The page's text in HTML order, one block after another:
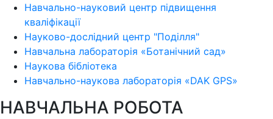
Навчально-науковий центр підвищення
кваліфікації
Науково-дослідний центр "Поділля"
Навчальна лабораторія «Ботанічний сад»
Наукова бібліотека
Навчально-наукова лабораторія «DAK GPS»
НАВЧАЛЬНА РОБОТА